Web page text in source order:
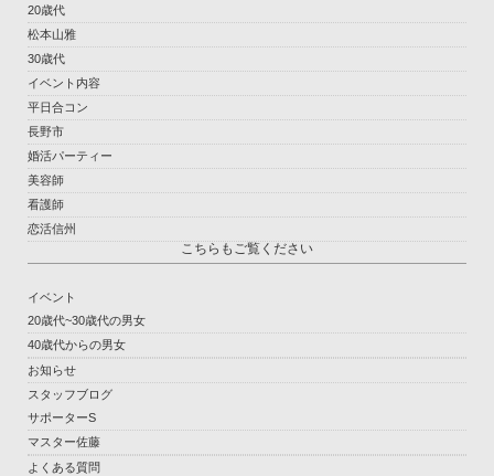
20歳代
松本山雅
30歳代
イベント内容
平日合コン
長野市
婚活パーティー
美容師
看護師
恋活信州
こちらもご覧ください
イベント
20歳代~30歳代の男女
40歳代からの男女
お知らせ
スタッフブログ
サポーターS
マスター佐藤
よくある質問